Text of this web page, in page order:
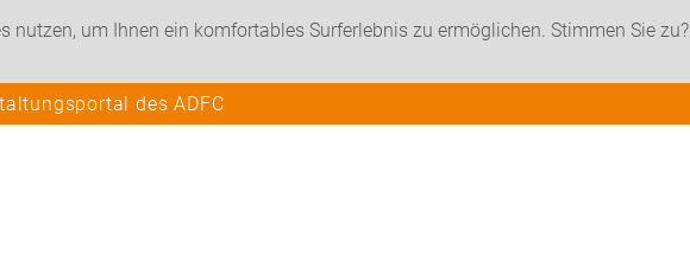
nutzen, um Ihnen ein komfortables Surferlebnis zu ermöglichen. Stimmen Sie zu?
des ADFC